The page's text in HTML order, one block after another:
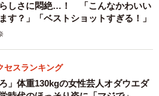
しさに悶絶…！ 「こんなかわいい
す？」「ベストショットすぎる！」
セスランキング
ろ」体重130kgの女性芸人オダウエダ